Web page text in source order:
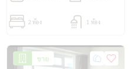
2 ห้อง 1 ห้อง
ขาย